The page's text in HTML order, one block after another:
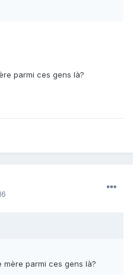
parmi ces gens là?
mère parmi ces gens là?